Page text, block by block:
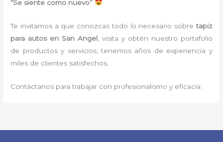
“Se siente como nuevo”
Te invitamos a que conozcas todo lo necesario sobretapiz
para autos en San Angel , visita y obtén nuestro portafolio
de productos y servicios, tenemos años de experiencia y
miles de clientes satisfechos.
Contáctanos para trabajar con profesionalismo y eficacia.